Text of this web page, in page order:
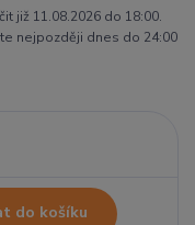
již 11.08.2026 do 18:00.
nejpozději dnes do 24:00
do košíku